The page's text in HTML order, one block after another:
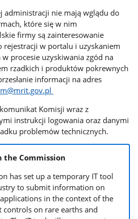
administracji nie mają wglądu do
które się w nim
firmy są zainteresowanie
rejestracji w portalu i uzyskaniem
procesie uzyskiwania zgód na
rzadkich i produktów pokrewnych
informacji na adres
Komisji wraz z
instrukcji logowania oraz danymi
problemów technicznych.
the Commission
has set up a temporary IT tool
to submit information on
in the context of the
controls on rare earths and